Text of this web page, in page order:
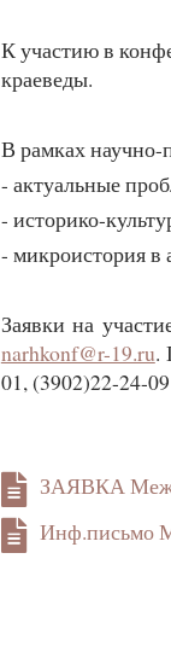
К участию в
краеведы.
В рамках научно-
- актуальные
- историко-
- микроистория в
Заявки на
narhkonf@r-19.ru.
01, (3902)22-24-
ЗАЯВКА
Инф.письмо